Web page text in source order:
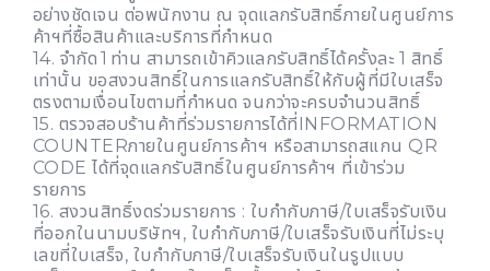
อย่างชัดเจน ต่อพนักงาน ณ จุดแลกรับสิทธิ์ภายในศูนย์การ
ค้าฯที่ซื้อสินค้าและบริการที่กำหนด
14. จำกัด 1 ท่าน สามารถเข้าคิวแลกรับสิทธิ์ได้ครั้งละ 1 สิทธิ์
เท่านั้น ขอสงวนสิทธิ์ในการแลกรับสิทธิ์ให้กับผู้ที่มีใบเสร็จ
ตรงตามเงื่อนไขตามที่กำหนด จนกว่าจะครบจำนวนสิทธิ์
15. ตรวจสอบร้านค้าที่ร่วมรายการได้ที่INFORMATION
COUNTERภายในศูนย์การค้าฯ หรือสามารถสแกน QR
CODE ได้ที่จุดแลกรับสิทธิ์ในศูนย์การค้าฯ ที่เข้าร่วม
รายการ
16. สงวนสิทธิ์งดร่วมรายการ : ใบกำกับภาษี/ใบเสร็จรับเงิน
ที่ออกในนามบริษัทฯ, ใบกำกับภาษี/ใบเสร็จรับเงินที่ไม่ระบุ
เลขที่ใบเสร็จ, ใบกำกับภาษี/ใบเสร็จรับเงินในรูปแบบ